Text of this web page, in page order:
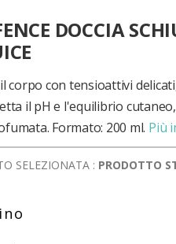
DOCCIA
corpo con tensioattivi
il pH e l'equilibrio
Formato: 200 ml. Più
SELEZIONATA : PRODOTTO